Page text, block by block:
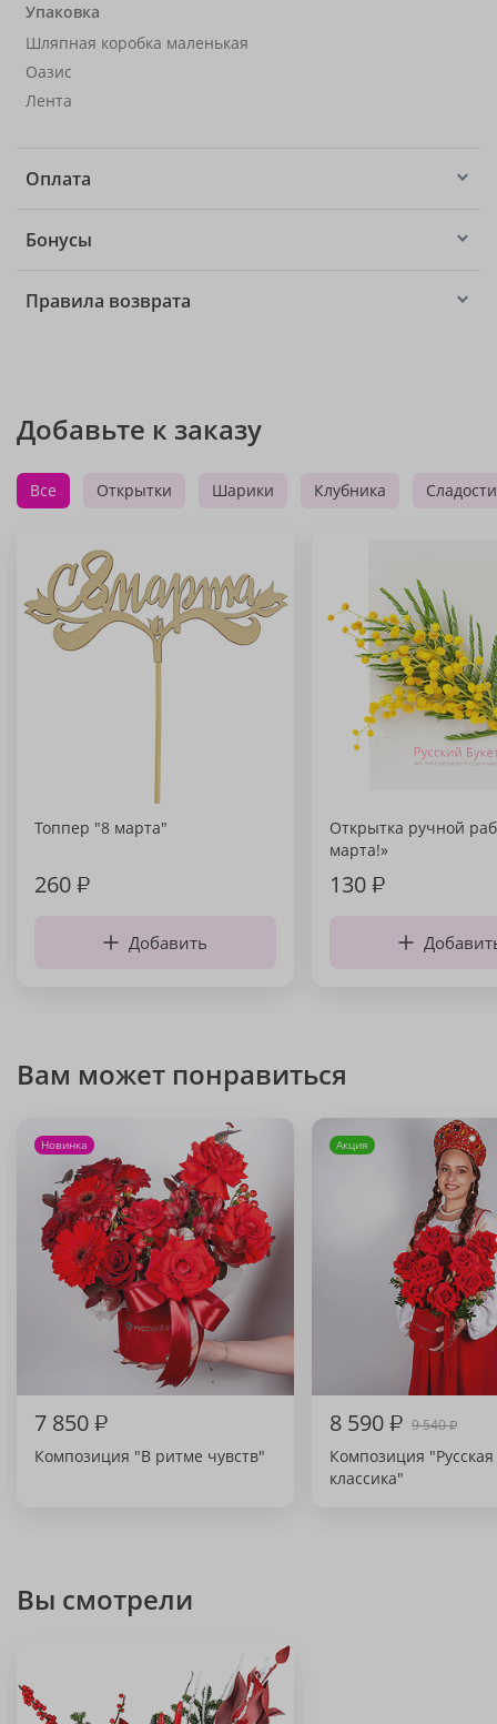
Упаковка
Шляпная коробка маленькая
Оазис
Лента
Оплата
Бонусы
Правила возврата
Добавьте к заказу
Все Открытки Шарики Клубника Сладости
Топпер "8 марта"
260₽
Добавить
Открытка ручной
марта!»
130₽
Вам может понравиться
Новинка
7 850₽
Композиция "В ритме чувств"
Акция
8 590₽ 9 540₽
Композиция "Русская
классика"
Вы смотрели